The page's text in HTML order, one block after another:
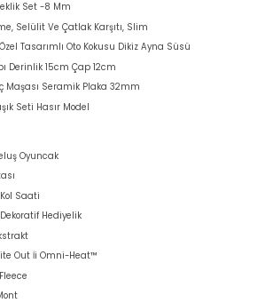
Set -8 Mm
Selülit Ve Çatlak Karşıtı, Slim
Tasarımlı Oto Kokusu Dikiz Ayna Süsü
Derinlik 15cm Çap 12cm
Maşası Seramik Plaka 32mm
Seti Hasır Model
Oyuncak
Saati
Hediyelik
Out İi Omni-Heat™